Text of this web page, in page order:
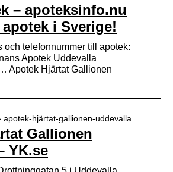
– apoteksinfo.nu
i Sverige!
och telefonnummer till apotek:
Apotek Uddevalla
Apotek Hjärtat Gallionen
apotek-hjärtat-gallionen-uddevalla
Gallionen
YK.se